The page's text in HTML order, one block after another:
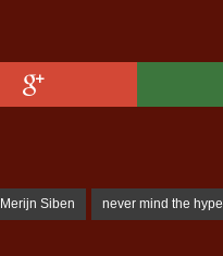
Merijn Siben never mind the hype